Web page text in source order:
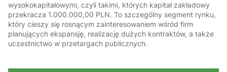
wysokokapitałowymi, czyli takimi, których kapitał zakładowy
przekracza 1.000.000,00 PLN. To szczególny segment rynku,
który cieszy się rosnącym zainteresowaniem wśród firm
planujących ekspansję, realizację dużych kontraktów, a także
uczestnictwo w przetargach publicznych.